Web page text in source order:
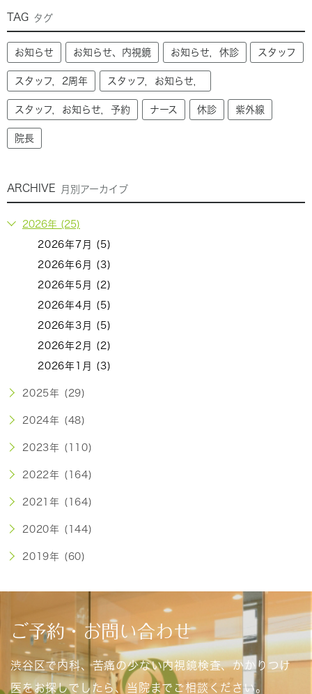
TAG タグ
お知らせ お知らせ、内視鏡 お知らせ，休診 スタッフ
スタッフ，2周年 スタッフ，お知らせ，
スタッフ，お知らせ，予約 ナース 休診 紫外線
院長
ARCHIVE 月別アーカイブ
2026年 (25)
2026年7月 (5)
2026年6月 (3)
2026年5月 (2)
2026年4月 (5)
2026年3月 (5)
2026年2月 (2)
2026年1月 (3)
2025年 (29)
2024年 (48)
2023年 (110)
2022年 (164)
2021年 (164)
2020年 (144)
2019年 (60)
ご予約・お問い合わせ
渋谷区で内科、苦痛の少ない内視鏡検査、かかりつけ
医をお探しでしたら、当院までご相談ください。